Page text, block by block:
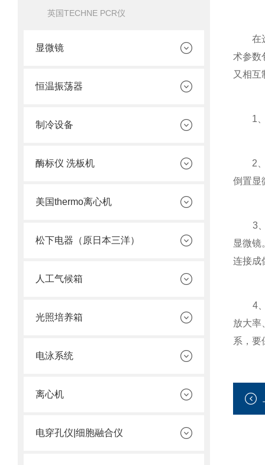
英国TECHNE PCR仪
显微镜
恒温振荡器
制冷设备
酶标仪 洗板机
美国thermo离心机
松下电器（原日本三洋）
人工气候箱
光照培养箱
电泳系统
离心机
电穿孔仪|细胞融合仪
在选
术参数
又相互
1、
2、
倒置显
3、
显微镜
连接成
4、
放大率
系，要